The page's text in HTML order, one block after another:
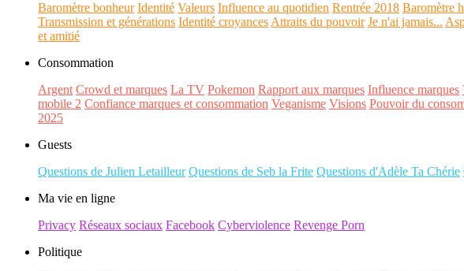
Baromètre bonheur Identité Valeurs Influence au quotidien Rentrée 2018 Baromètre
Transmission et générations Identité croyances Attraits du pouvoir Je n'ai jamais...
et amitié
Consommation
Argent Crowd et marques La TV Pokemon Rapport aux marques Influence marques
mobile 2 Confiance marques et consommation Veganisme Visions Pouvoir du
2025
Guests
Questions de Julien Letailleur Questions de Seb la Frite Questions d'Adèle Ta Chérie
Ma vie en ligne
Privacy Réseaux sociaux Facebook Cyberviolence Revenge Porn
Politique